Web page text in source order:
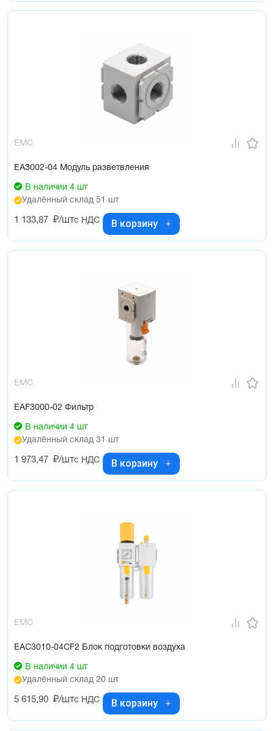
EMC
EA3002-04 Модуль разветвления
В наличии 4 шт
Удалённый склад 51 шт
1 133,87 ₽/штс НДС В корзину
EMC
EAF3000-02 Фильтр
В наличии 4 шт
Удалённый склад 31 шт
1 973,47 ₽/штс НДС В корзину
EMC
EAC3010-04CF2 Блок подготовки воздуха
В наличии 4 шт
Удалённый склад 20 шт
5 615,90 ₽/штс НДС В корзину